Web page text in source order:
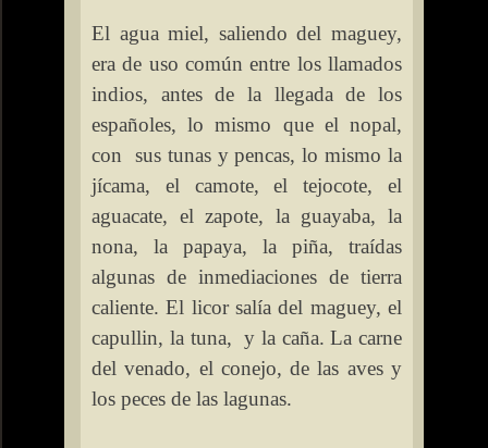
El agua miel, saliendo del maguey,
era de uso común entre los llamados
indios, antes de la llegada de los
españoles, lo mismo que el nopal,
con
sus tunas y pencas, lo mismo la
jícama, el camote, el tejocote, el
aguacate, el zapote, la guayaba, la
nona, la papaya, la piña, traídas
algunas de inmediaciones de tierra
caliente. El licor salía del maguey, el
capullin, la tuna, y la caña. La carne
del venado, el conejo, de las aves y
los peces de las lagunas.